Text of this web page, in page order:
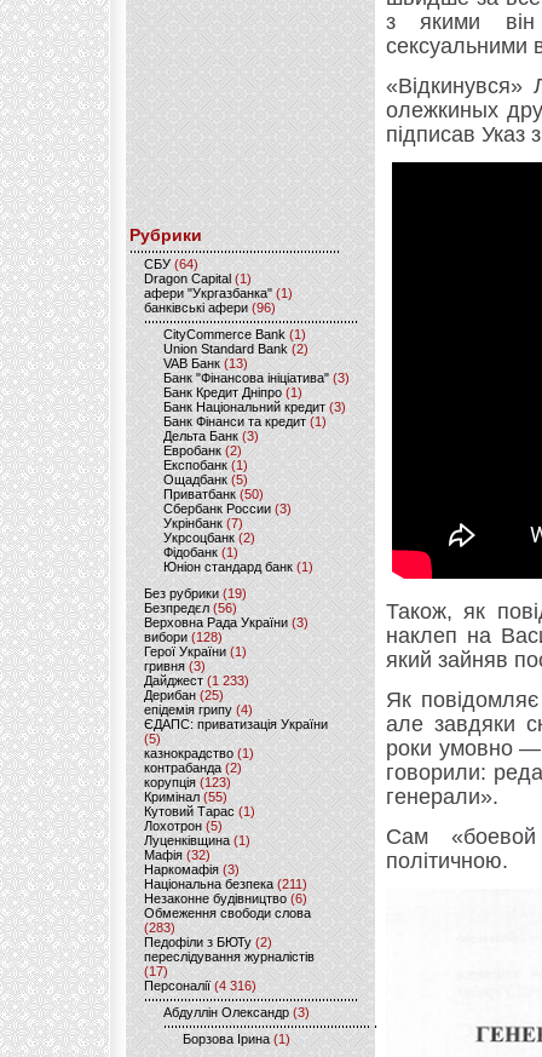
Рубрики
CБУ (64)
Dragon Capital (1)
афери "Укргазбанка" (1)
банківські афери (96)
CityCommerce Bank (1)
Union Standard Bank (2)
VAB Банк (13)
Банк "Фінансова ініціатива" (3)
Банк Кредит Дніпро (1)
Банк Національний кредит (3)
Банк Фінанси та кредит (1)
Дельта Банк (3)
Евробанк(2)
Експобанк (1)
Ощадбанк(5)
Приватбанк (50)
Сбербанк России (3)
Укрінбанк(7)
Укрсоцбанк (2)
Фідобанк (1)
Юніон стандард банк(1)
Без рубрики (19)
Безпредєл(56)
Верховна Рада України (3)
вибори(128)
Герої України(1)
гривня (3)
Дайджест (1 233)
Дерибан (25)
епідемія грипу (4)
ЄДАПС: приватизація України
(5)
казнокрадство (1)
контрабанда (2)
корупція (123)
Кримінал (55)
Кутовий Тарас (1)
Лохотрон(5)
Луценківщина (1)
Мафія (32)
Наркомафія (3)
Національна безпека (211)
Незаконне будівництво(6)
Обмеження свободи слова
(283)
Педофіли з БЮТу (2)
переслідування журналістів
(17)
Персоналії (4 316)
Абдуллін Олександр (3)
Борзова Ірина(1)
з якими він
сексуальними
«Відкинувся»
олежкиных
підписав
Також, як
наклеп на
який зайняв
Як
але завдяки
роки умовно —
говорили:
генерали».
Сам
політичною.